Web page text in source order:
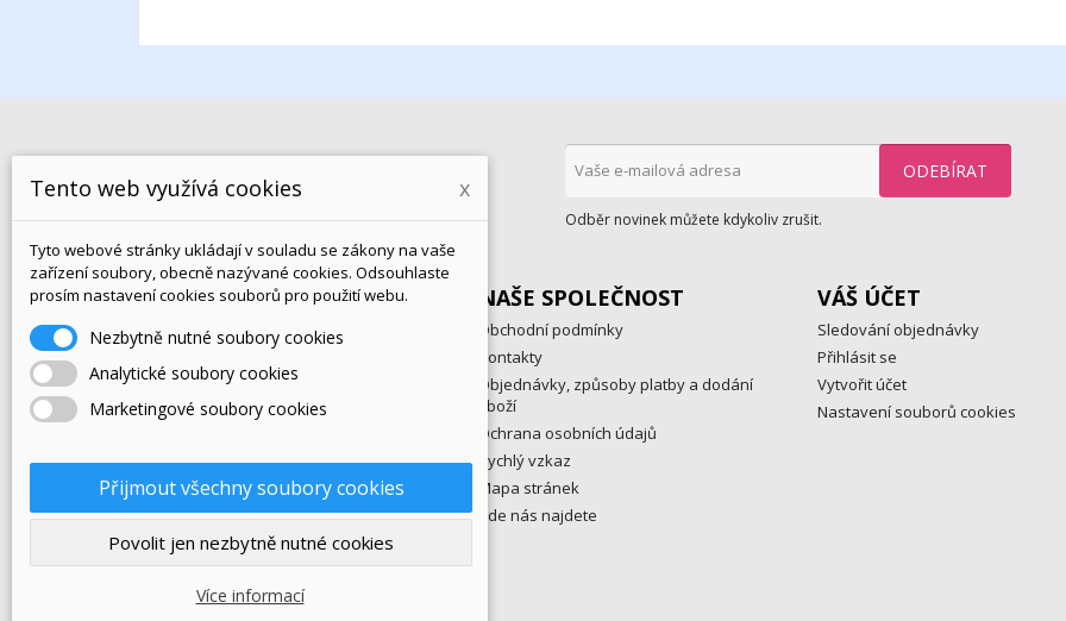
Odběr novinek můžete kdykoliv zrušit.
PRODUKTY
eKatalog
Novinky
Nejprodávanější
NAŠE SPOLEČNOST
Obchodní podmínky
Kontakty
Objednávky, způsoby platby a dodání
zboží
Ochrana osobních údajů
Rychlý vzkaz
Mapa stránek
Kde nás najdete
VÁŠ ÚČET
Sledování objednávky
Přihlásit se
Vytvořit účet
Nastavení souborů cookies
© 2025 - hrajeme-si.cz
Tento web využívá cookies x
Tyto webové stránky ukládají v souladu se zákony na vaše
zařízení soubory, obecně nazývané cookies. Odsouhlaste
prosím nastavení cookies souborů pro použití webu.
Nezbytně nutné soubory cookies
Analytické soubory cookies
Marketingové soubory cookies
Přijmout všechny soubory cookies
Povolit jen nezbytně nutné cookies
Více informací